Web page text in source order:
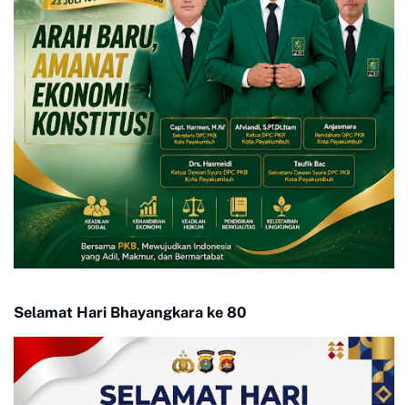
Selamat Hari Bhayangkara ke 80